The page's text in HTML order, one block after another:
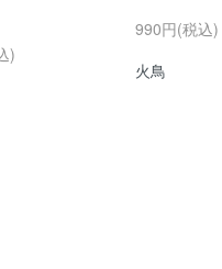
)
990円(税込)
火鳥